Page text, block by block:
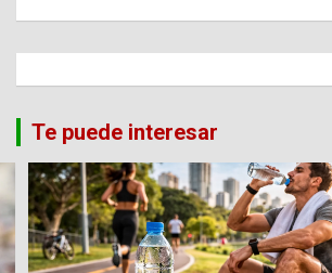
Te puede interesar